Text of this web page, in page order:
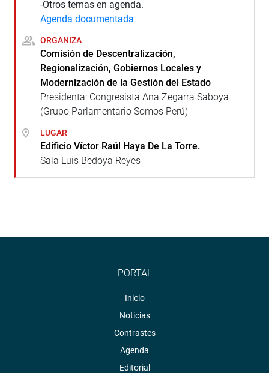
-Otros temas en agenda.
Agenda documentada
ORGANIZA
Comisión de Descentralización,
Regionalización, Gobiernos Locales y
Modernización de la Gestión del Estado
Presidenta: Congresista Ana Zegarra Saboya
(Grupo Parlamentario Somos Perú)
LUGAR
Edificio Víctor Raúl Haya De La Torre.
Sala Luis Bedoya Reyes
PORTAL
Inicio
Noticias
Contrastes
Agenda
Editorial